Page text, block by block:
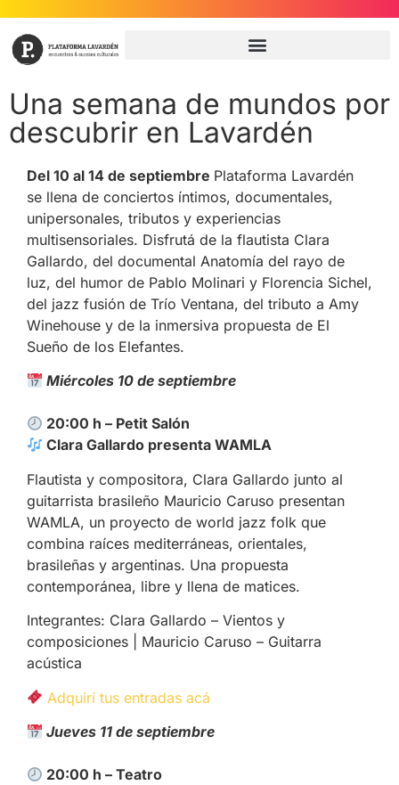
Una semana de mundos por
descubrir en Lavardén
Del 10 al 14 de septiembre Plataforma Lavardén
se llena de conciertos íntimos, documentales,
unipersonales, tributos y experiencias
multisensoriales. Disfrutá de la flautista Clara
Gallardo, del documental Anatomía del rayo de
luz, del humor de Pablo Molinari y Florencia Sichel,
del jazz fusión de Trío Ventana, del tributo a Amy
Winehouse y de la inmersiva propuesta de El
Sueño de los Elefantes.
Miércoles 10 de septiembre
20:00 h – Petit Salón
Clara Gallardo presenta WAMLA
Flautista y compositora, Clara Gallardo junto al
guitarrista brasileño Mauricio Caruso presentan
WAMLA, un proyecto de world jazz folk que
combina raíces mediterráneas, orientales,
brasileñas y argentinas. Una propuesta
contemporánea, libre y llena de matices.
Integrantes: Clara Gallardo – Vientos y
composiciones | Mauricio Caruso – Guitarra
acústica
Adquirí tus entradas acá
Jueves 11 de septiembre
20:00 h – Teatro